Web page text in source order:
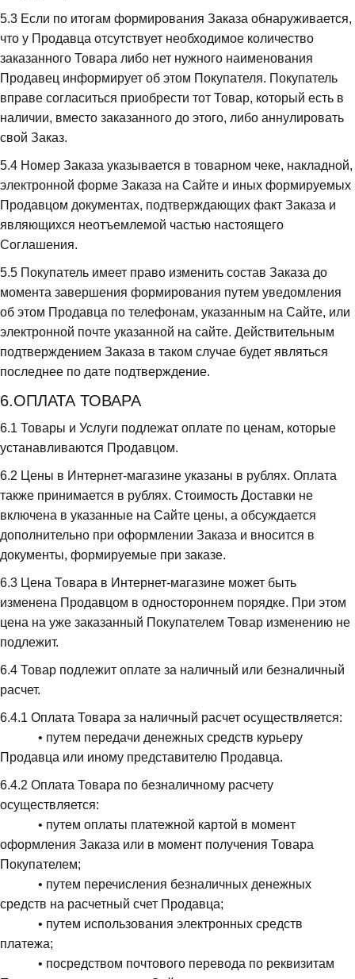
5.3 Если по итогам формирования Заказа обнаруживается,
что у Продавца отсутствует необходимое количество
заказанного Товара либо нет нужного наименования
Продавец информирует об этом Покупателя. Покупатель
вправе согласиться приобрести тот Товар, который есть в
наличии, вместо заказанного до этого, либо аннулировать
свой Заказ.
5.4 Номер Заказа указывается в товарном чеке, накладной,
электронной форме Заказа на Сайте и иных формируемых
Продавцом документах, подтверждающих факт Заказа и
являющихся неотъемлемой частью настоящего
Соглашения.
5.5 Покупатель имеет право изменить состав Заказа до
момента завершения формирования путем уведомления
об этом Продавца по телефонам, указанным на Сайте, или
электронной почте указанной на сайте. Действительным
подтверждением Заказа в таком случае будет являться
последнее по дате подтверждение.
6.ОПЛАТА ТОВАРА
6.1 Товары и Услуги подлежат оплате по ценам, которые
устанавливаются Продавцом.
6.2 Цены в Интернет-магазине указаны в рублях. Оплата
также принимается в рублях. Стоимость Доставки не
включена в указанные на Сайте цены, а обсуждается
дополнительно при оформлении Заказа и вносится в
документы, формируемые при заказе.
6.3 Цена Товара в Интернет-магазине может быть
изменена Продавцом в одностороннем порядке. При этом
цена на уже заказанный Покупателем Товар изменению не
подлежит.
6.4 Товар подлежит оплате за наличный или безналичный
расчет.
6.4.1 Оплата Товара за наличный расчет осуществляется:
Продавца или иному представителю Продавца.
6.4.2 Оплата Товара по безналичному расчету
осуществляется:
оформления Заказа или в момент получения Товара
Покупателем;
средств на расчетный счет Продавца;
платежа;